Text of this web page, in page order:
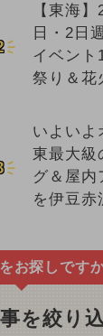
【東海
日・2日
イベント
祭り＆花
いよいよ
東最大級
グ＆屋内
を伊豆赤
お探しです
を絞り